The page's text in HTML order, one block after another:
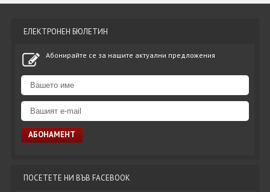
ЕЛЕКТРОНЕН БЮЛЕТИН
Абонирайте се за нашите актуални предложения
ПОСЕТЕТЕ НИ ВЪВ FACEBOOK